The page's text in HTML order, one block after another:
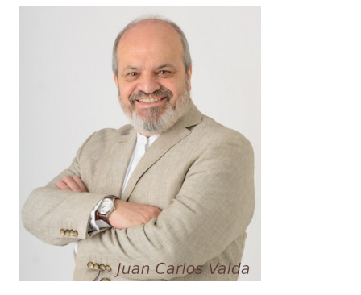
*
Guarda mi nombre, correo electrónico y web en
este navegador para la próxima vez que
comente.
Este sitio esta protegido por
reCAPTCHA y la Política de
privacidady losTérminos del servicio
de Googlese aplican.